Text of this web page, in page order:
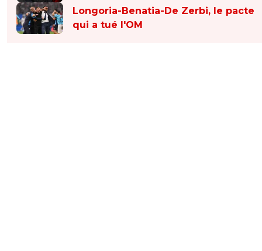
Longoria-Benatia-De Zerbi, le pacte
qui a tué l'OM